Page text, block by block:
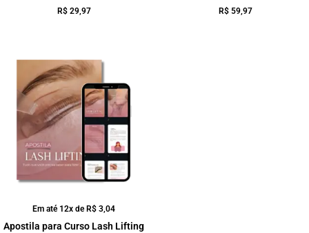
R$29,97 R$59,97
Em até 12x de R$ 3,04
Apostila para Curso Lash Lifting